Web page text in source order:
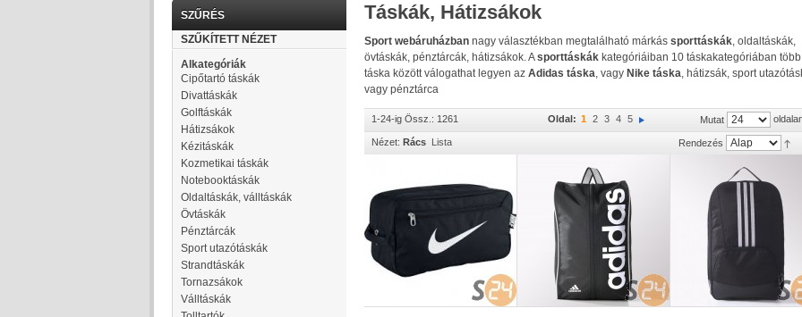
SZŰRÉS
SZŰKÍTETT NÉZET
Alkategóriák
Cipőtartó táskák
Divattáskák
Golftáskák
Hátizsákok
Kézitáskák
Kozmetikai táskák
Notebooktáskák
Oldaltáskák, válltáskák
Övtáskák
Pénztárcák
Sport utazótáskák
Strandtáskák
Tornazsákok
Válltáskák
Táskák, Hátizsákok
Sport webáruházban nagy választékban megtalálható márkás sporttáskák, oldaltáskák,
övtáskák, pénztárcák, hátizsákok. Asporttáskák kategóriáiban 10 táskakategóriában
táska között válogathat legyen az Adidas táska, vagy Nike táska, hátizsák, sport
vagy pénztárca
1-24-ig Össz.: 1261 Mutat
Oldal: 1 2 3 4 5
Nézet: Rács Lista Rendezés